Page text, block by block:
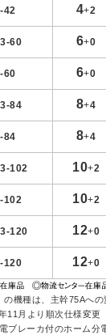
42 4+2
60 6+0
60 6+0
84 8+4
84 8+4
102 10+2
102 10+2
120 12+0
120 12+0
の機種は、主幹75Aへ
11月より順次仕様変更
ブレーカ付のホーム分